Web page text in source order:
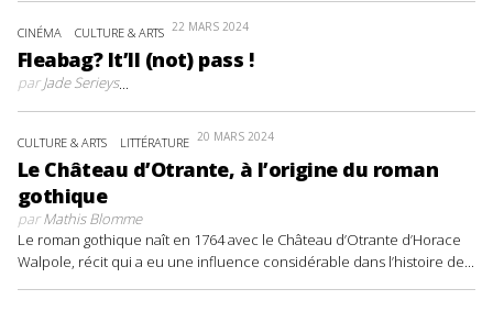
CINÉMA CULTURE & ARTS 22 MARS 2024
Fleabag? It’ll (not) pass !
parJade Serieys...
CULTURE & ARTS LITTÉRATURE 20 MARS 2024
Le Château d’Otrante, à l’origine du roman
gothique
parMathis Blomme
Le roman gothique naît en 1764 avec le Château d’Otrante d’Horace
Walpole, récit qui a eu une influence considérable dans l’histoire de...